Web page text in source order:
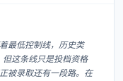
最低控制线，历史类
这条线只是投档资格
被录取还有一段路。在